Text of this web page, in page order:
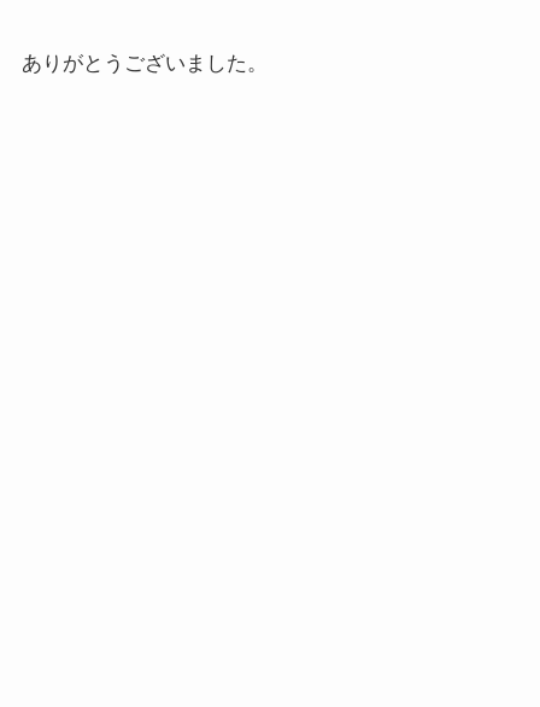
ありがとうございました。